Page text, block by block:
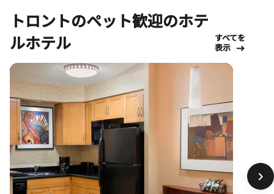
トロントのペット歓迎のホテ
ルホテル
すべてを
表示